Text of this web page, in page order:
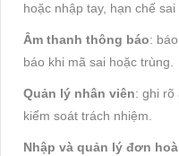
hoặc nhập tay, hạn chế sai
Âm thanh thông báo:
báo khi mã sai hoặc trùng.
Quản lý nhân viên: ghi rõ
kiểm soát trách nhiệm.
Nhập và quản lý đơn